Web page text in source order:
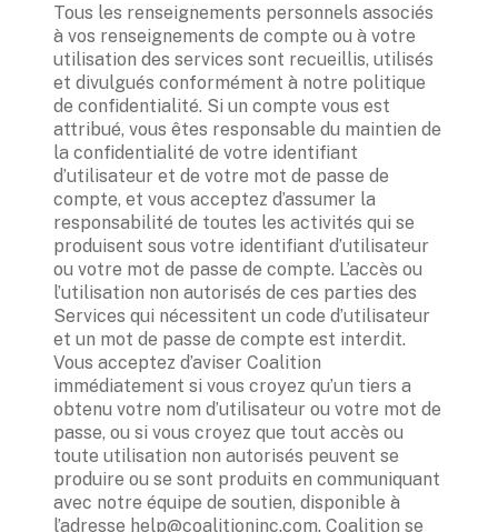
Tous les renseignements personnels associés
à vos renseignements de compte ou à votre
utilisation des services sont recueillis, utilisés
et divulgués conformément à notre politique
de confidentialité. Si un compte vous est
attribué, vous êtes responsable du maintien de
la confidentialité de votre identifiant
d’utilisateur et de votre mot de passe de
compte, et vous acceptez d’assumer la
responsabilité de toutes les activités qui se
produisent sous votre identifiant d’utilisateur
ou votre mot de passe de compte. L’accès ou
l’utilisation non autorisés de ces parties des
Services qui nécessitent un code d’utilisateur
et un mot de passe de compte est interdit.
Vous acceptez d’aviser Coalition
immédiatement si vous croyez qu’un tiers a
obtenu votre nom d’utilisateur ou votre mot de
passe, ou si vous croyez que tout accès ou
toute utilisation non autorisés peuvent se
produire ou se sont produits en communiquant
avec notre équipe de soutien, disponible à
l’adresse help@coalitioninc.com. Coalition se